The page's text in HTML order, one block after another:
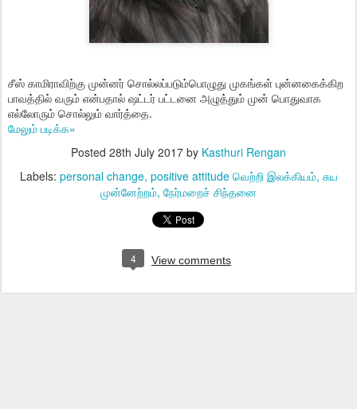
சீஸ் காமிராவிற்கு முன்னர் சொல்லப்படும்பொழுது முகங்கள் புன்னகைக்கிற
பாவத்தில் வரும் என்பதால் ஷட்டர் பட்டனை அழுத்தும் முன் பொதுவாக
எல்லோரும் சொல்லும் வார்த்தை.
மேலும் படிக்க»
Posted 28th July 2017 by Kasthuri Rengan
Labels: personal change positive attitude வெற்றி இலக்கியம் சுய
முன்னேற்றம் நேர்மறைச் சிந்தனை
4 View comments